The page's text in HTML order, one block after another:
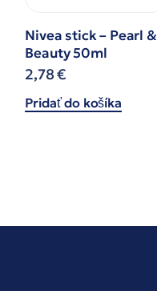
Nivea stick – Pearl &
Beauty 50ml
2,78€
Pridať do košíka